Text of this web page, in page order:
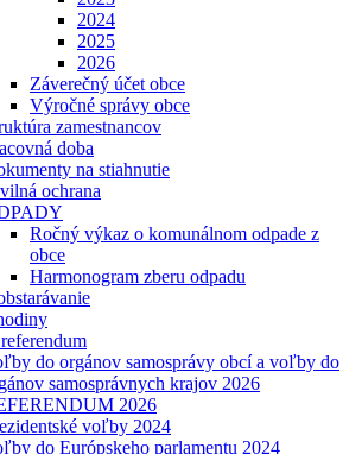
2024
2025
2026
Záverečný účet obce
Výročné správy obce
zamestnancov
doba
na stiahnutie
ochrana
Ročný výkaz o komunálnom odpade z
obce
Harmonogram zberu odpadu
do orgánov samosprávy obcí a voľby do
samosprávnych krajov 2026
2026
voľby 2024
do Európskeho parlamentu 2024